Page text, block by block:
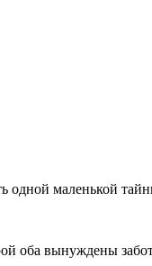
одной маленькой
оба вынуждены